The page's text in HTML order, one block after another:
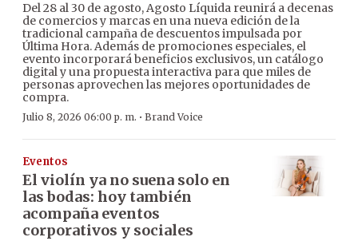
Del 28 al 30 de agosto, Agosto Líquida reunirá a decenas
de comercios y marcas en una nueva edición de la
tradicional campaña de descuentos impulsada por
Última Hora. Además de promociones especiales, el
evento incorporará beneficios exclusivos, un catálogo
digital y una propuesta interactiva para que miles de
personas aprovechen las mejores oportunidades de
compra.
Julio 8, 2026 06:00 p. m. · Brand Voice
Eventos
El violín ya no suena solo en
las bodas: hoy también
acompaña eventos
corporativos y sociales